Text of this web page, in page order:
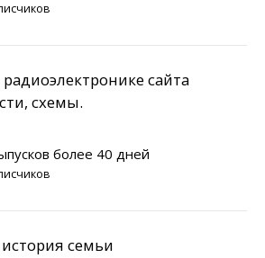
сайта
схемы.
более 40 дней
семьи